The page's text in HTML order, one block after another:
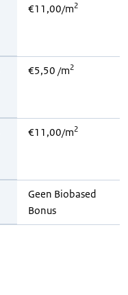
€11,00/m2
€5,50 /m2
€11,00/m2
Geen Biobased
Bonus